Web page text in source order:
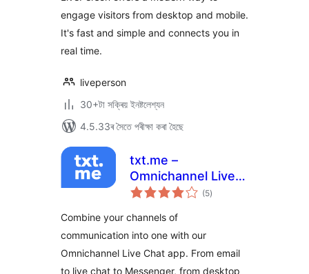
engage visitors from desktop and mobile.
It's fast and simple and connects you in
real time.
liveperson
30+টা সক্ৰিয় ইনষ্টলেশ্যন
4.5.33ৰ সৈতে পৰীক্ষা কৰা হৈছে
txt.me –
Omnichannel Live
Chat, Chat
and Outgoing Email
(5টা
মুঠ)
Combine your channels of
communication into one with our
Omnichannel Live Chat app. From email
to live chat to Messenger, from desktop